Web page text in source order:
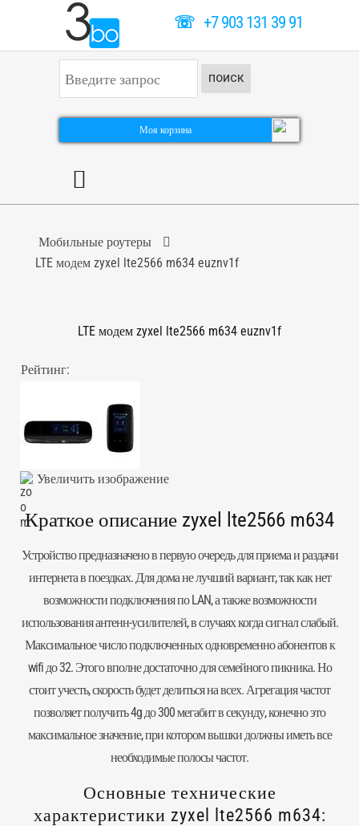
☏+7 903 131 39 91
к
а
ь
ПОИСК
Моя корзина
Мобильные роутеры
LTE модем zyxel lte2566 m634 euznv1f
LTE модем zyxel lte2566 m634 euznv1f
Рейтинг:
Увеличить изображение
Краткое описание zyxel lte2566 m634
Устройство предназначено в первую очередь для приема и раздачи
интернета в поездках. Для дома не лучший вариант, так как нет
возможности подключения по LAN, а также возможности
использования антенн-усилителей, в случаях когда сигнал слабый.
Максимальное число подключенных одновременно абонентов к
wifi до 32. Этого вполне достаточно для семейного пикника. Но
стоит учесть, скорость будет делиться на всех. Агрегация частот
позволяет получить 4g до 300 мегабит в секунду, конечно это
максимальное значение, при котором вышки должны иметь все
необходимые полосы частот.
Основные технические
характеристики zyxel lte2566 m634: